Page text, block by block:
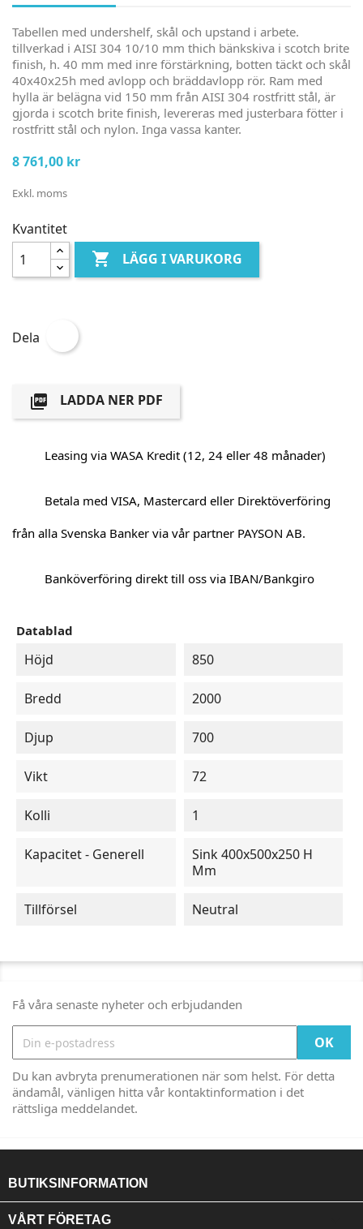
Tabellen med undershelf, skål och upstand i arbete.
tillverkad i AISI 304 10/10 mm thich bänkskiva i scotch brite
finish, h. 40 mm med inre förstärkning, botten täckt och skål
40x40x25h med avlopp och bräddavlopp rör. Ram med
hylla är belägna vid 150 mm från AISI 304 rostfritt stål, är
gjorda i scotch brite finish, levereras med justerbara fötter i
rostfritt stål och nylon. Inga vassa kanter.
8 761,00 kr
Exkl. moms
Kvantitet
 LÄGG I VARUKORG
Dela
 LADDA NER PDF
Leasing via WASA Kredit (12, 24 eller 48 månader)
Betala med VISA, Mastercard eller Direktöverföring
från alla Svenska Banker via vår partner PAYSON AB.
Banköverföring direkt till oss via IBAN/Bankgiro
Datablad
Höjd 850
Bredd 2000
Djup 700
Vikt 72
Kolli 1
Kapacitet - Generell
Sink 400x500x250 H
Mm
Tillförsel Neutral
Få våra senaste nyheter och erbjudanden
Du kan avbryta prenumerationen när som helst. För detta
ändamål, vänligen hitta vår kontaktinformation i det
rättsliga meddelandet.
BUTIKSINFORMATION
VÅRT FÖRETAG